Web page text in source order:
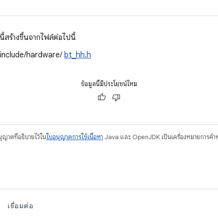
สร้างขึ้นจากไฟล์ต่อไปนี้
hardware/ bt_hh.h
ข้อมูลนี้มีประโยชน์ไหม
ญาตที่อธิบายไว้ในใบอนุญาตการใช้เนื้อหา Java และ OpenJDK เป็นเครื่องหมายการค้
เชื่อมต่อ